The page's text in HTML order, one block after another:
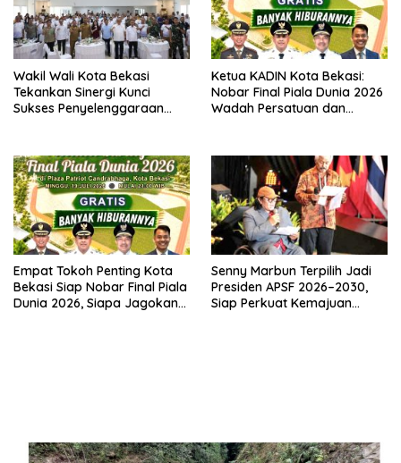
Wakil Wali Kota Bekasi
Tekankan Sinergi Kunci
Sukses Penyelenggaraan
Ketua KADIN Kota Bekasi:
Nobar Final Piala Dunia 2026
Wadah Persatuan dan
Empat Tokoh Penting Kota
Bekasi Siap Nobar Final Piala
Dunia 2026, Siapa Jagokan
Senny Marbun Terpilih Jadi
Presiden APSF 2026–2030,
Siap Perkuat Kemajuan